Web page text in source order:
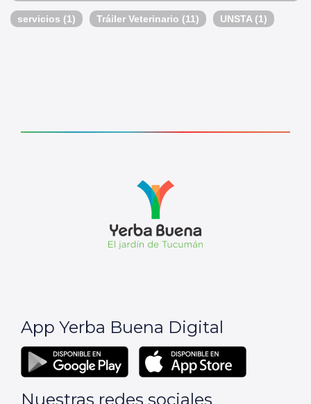
servicios (1) Tráiler Veterinario (11) UNSTA(1)
App Yerba Buena Digital
Nuestras redes sociales